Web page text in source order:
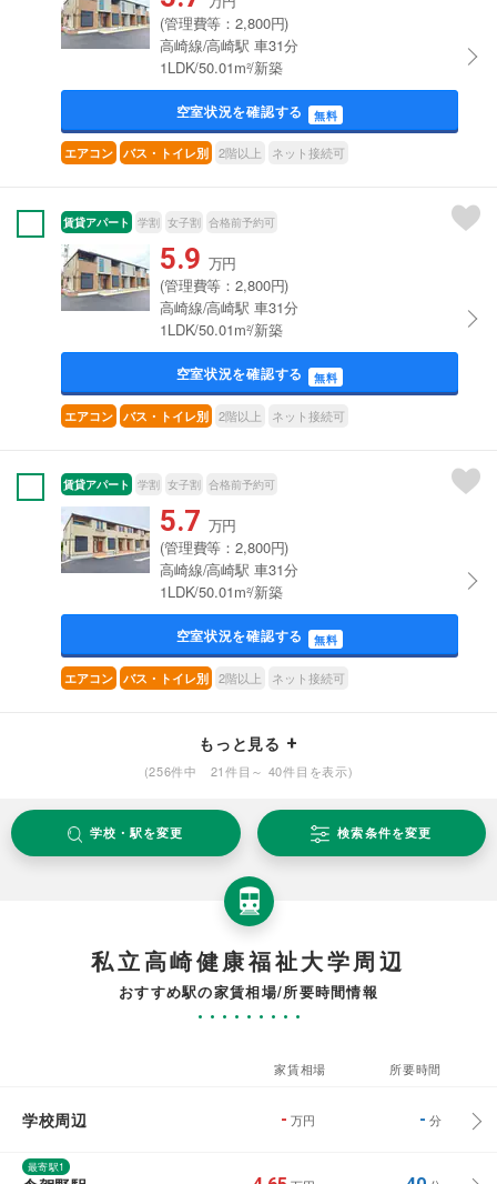
(管理費等：2,800円)
高崎線/高崎駅 車31分
1LDK/50.01m²/新築
空室状況を確認する 無料
エアコン バス・トイレ別 2階以上 ネット接続可
賃貸アパート 学割 女子割 合格前予約可
5.9 万円
(管理費等：2,800円)
高崎線/高崎駅 車31分
1LDK/50.01m²/新築
空室状況を確認する 無料
エアコン バス・トイレ別 2階以上 ネット接続可
賃貸アパート 学割 女子割 合格前予約可
5.7 万円
(管理費等：2,800円)
高崎線/高崎駅 車31分
1LDK/50.01m²/新築
空室状況を確認する 無料
エアコン バス・トイレ別 2階以上 ネット接続可
もっと見る
(256件中 21件目～ 40件目を表示)
学校・駅を変更 検索条件を変更
私立高崎健康福祉大学周辺
おすすめ駅の家賃相場/所要時間情報
家賃相場 所要時間
学校周辺 - 万円 - 分
最寄駅1